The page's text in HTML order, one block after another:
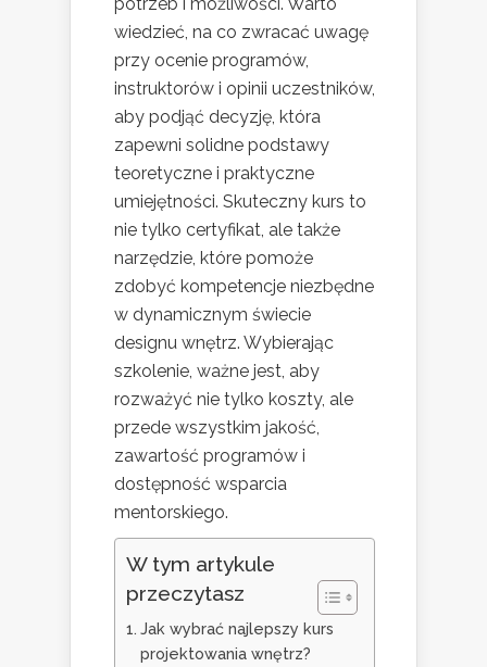
wiedzieć, na co zwracać uwagę
przy ocenie programów,
instruktorów i opinii uczestników,
aby podjąć decyzję, która
zapewni solidne podstawy
teoretyczne i praktyczne
umiejętności. Skuteczny kurs to
nie tylko certyfikat, ale także
narzędzie, które pomoże
zdobyć kompetencje niezbędne
w dynamicznym świecie
designu wnętrz. Wybierając
szkolenie, ważne jest, aby
rozważyć nie tylko koszty, ale
przede wszystkim jakość,
zawartość programów i
dostępność wsparcia
mentorskiego.
W tym artykule
przeczytasz
Jak wybrać najlepszy kurs
projektowania wnętrz?